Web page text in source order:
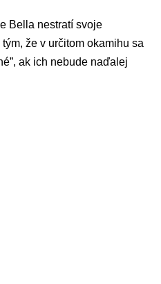
Bella nestratí svoje
že v určitom okamihu sa
ak ich nebude naďalej